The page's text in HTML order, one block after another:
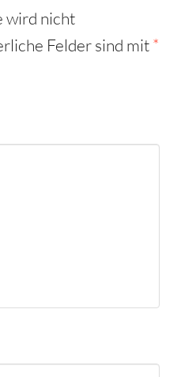
wird nicht
Felder sind mit*